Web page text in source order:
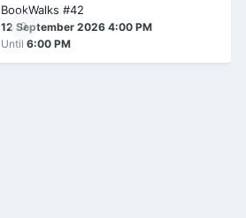
0
BookWalks #42
12 September 2026 4:00 PM
Until 6:00 PM